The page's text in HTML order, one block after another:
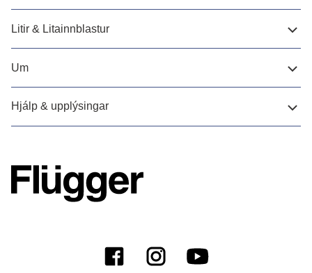
Litir & Litainnblastur
Um
Hjálp & upplýsingar